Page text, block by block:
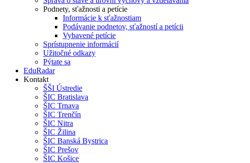
Podnety, sťažnosti a petície
Informácie k sťažnostiam
Podávanie podnetov, sťažností a petícii
Vybavené petície
Sprístupnenie informácií
Užitočné odkazy
Pýtate sa
EduRadar
Kontakt
ŠŠI Ústredie
ŠIC Bratislava
ŠIC Trnava
ŠIC Trenčín
ŠIC Nitra
ŠIC Žilina
ŠIC Banská Bystrica
ŠIC Prešov
ŠIC Košice